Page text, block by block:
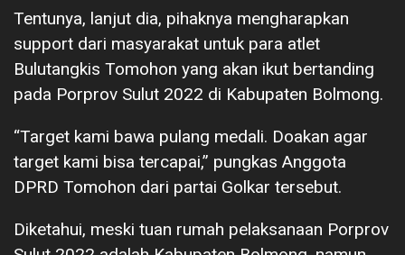
Tentunya, lanjut dia, pihaknya mengharapkan
support dari masyarakat untuk para atlet
Bulutangkis Tomohon yang akan ikut bertanding
pada Porprov Sulut 2022 di Kabupaten Bolmong.
“Target kami bawa pulang medali. Doakan agar
target kami bisa tercapai,” pungkas Anggota
DPRD Tomohon dari partai Golkar tersebut.
Diketahui, meski tuan rumah pelaksanaan Porprov